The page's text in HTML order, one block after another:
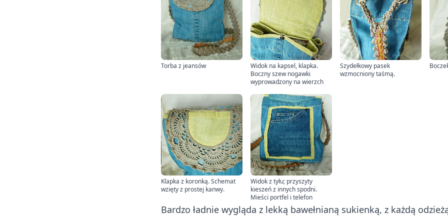
Torba z jeansów
Widok na kapsel, klapka.
Boczny szew nogawki
wyprowadzony na wierzch
Szydełkowy pasek
wzmocniony taśmą.
Klapka z koronką. Schemat
wzięty z prostej kanwy.
Widok z tyłu; przyszyty
kieszeń z innych spodni.
Mieści portfel i telefon
Bardzo ładnie wygląda z lekką bawełnianą sukienką, z każdą